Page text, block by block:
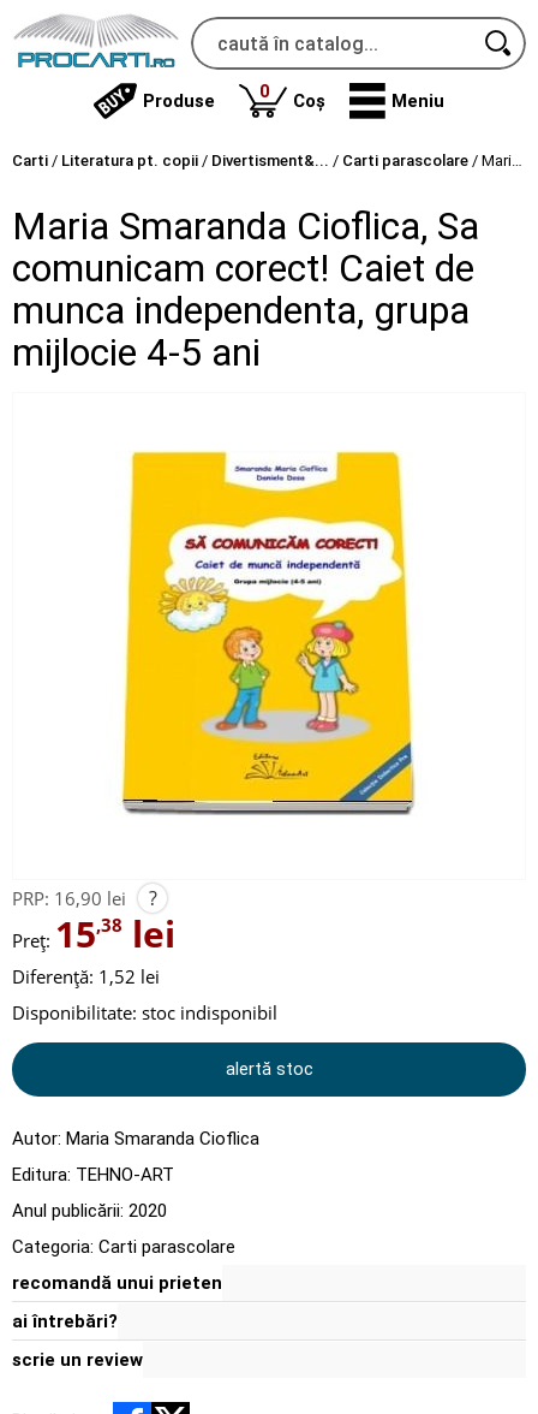
Produse 0produse
Coș Meniu
Carti / Literatura pt. copii / Divertisment&... / Carti parascolare / Maria Smaranda Cioflica, Sa comunicam corect! Caiet de munca independenta, grupa mijlocie 4-5 ani
Maria Smaranda Cioflica, Sa
comunicam corect! Caiet de
munca independenta, grupa
mijlocie 4-5 ani
PRP: 16,90 lei ?
Preț: 15,38 lei
Diferență: 1,52 lei
Disponibilitate: stoc indisponibil
alertă stoc
Autor: Maria Smaranda Cioflica
Editura: TEHNO-ART
Anul publicării: 2020
Categoria: Carti parascolare
recomandă unui prieten
ai întrebări?
scrie un review